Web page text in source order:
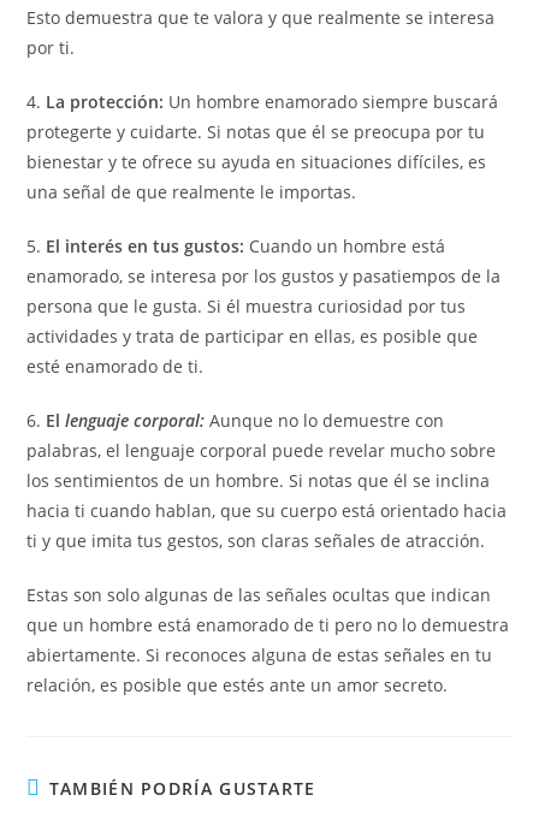
Esto demuestra que te valora y que realmente se interesa
por ti.
4. La protección: Un hombre enamorado siempre buscará
protegerte y cuidarte. Si notas que él se preocupa por tu
bienestar y te ofrece su ayuda en situaciones difíciles, es
una señal de que realmente le importas.
5. El interés en tus gustos: Cuando un hombre está
enamorado, se interesa por los gustos y pasatiempos de la
persona que le gusta. Si él muestra curiosidad por tus
actividades y trata de participar en ellas, es posible que
esté enamorado de ti.
6. Ellenguaje corporal: Aunque no lo demuestre con
palabras, el lenguaje corporal puede revelar mucho sobre
los sentimientos de un hombre. Si notas que él se inclina
hacia ti cuando hablan, que su cuerpo está orientado hacia
ti y que imita tus gestos, son claras señales de atracción.
Estas son solo algunas de las señales ocultas que indican
que un hombre está enamorado de ti pero no lo demuestra
abiertamente. Si reconoces alguna de estas señales en tu
relación, es posible que estés ante un amor secreto.
TAMBIÉN PODRÍA GUSTARTE